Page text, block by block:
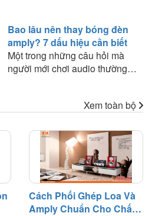
thanh mà bạn trải nghiệm. Trong
bài viết này, HD Audio sẽ chia
sẻ những nguyên tắc quan trọng
và kinh nghiệm thực tế giúp bạn
dàn âm thanh.
Bao lâu nên thay bóng đèn
amply? 7 dấu hiệu cần biết
Một trong những câu hỏi mà
người mới chơi audio thường
nào cần thay bóng đèn?". Trên
kiện có tuổi thọ nhất định và sẽ
dần suy giảm hiệu suất sau một
thời gian hoạt động.
Xem toàn bộ
Cách Phối Ghép Loa Và
Amply Chuẩn Cho Chất